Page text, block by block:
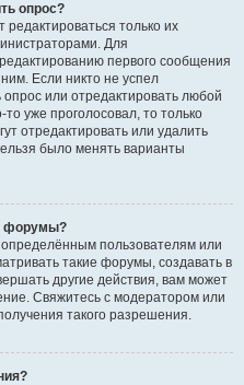
опрос?
только их
Для
первого сообщения
Если никто не успел
или отредактировать любой
уже проголосовал, то только
отредактировать или удалить
было менять варианты
форумы?
пользователям или
такие форумы, создавать в
другие действия, вам может
Свяжитесь с модератором или
такого разрешения.